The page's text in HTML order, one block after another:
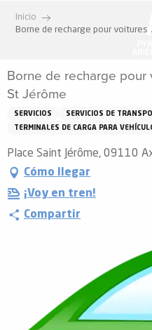
Inicio
Borne de recharge pour voitures
Borne de recharge
St Jérôme
SERVICIOS
SERVICIOS DE
TERMINALES DE CARGA PARA
Place Saint Jérôme, 09110
Cómo llegar
¡Voy en tren!
Compartir